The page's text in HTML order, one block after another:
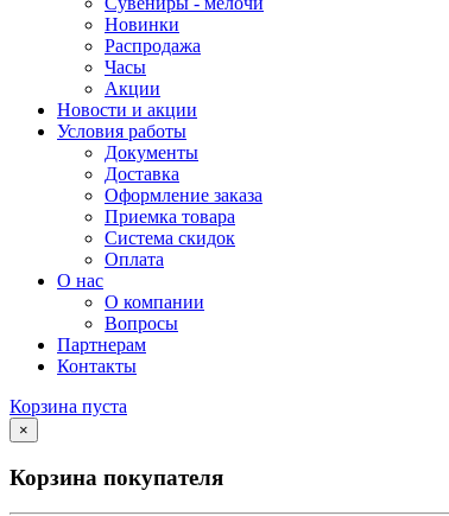
Новинки
Распродажа
Часы
Акции
Новости и акции
Условия работы
Документы
Доставка
Оформление заказа
Приемка товара
Система скидок
Оплата
О нас
О компании
Вопросы
Партнерам
Контакты
Корзина пуста
×
Корзина покупателя